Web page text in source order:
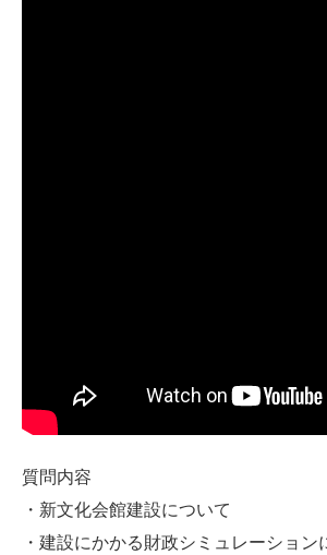
質問内容
・新文化会館建設について
・建設にかかる財政シミュレーション